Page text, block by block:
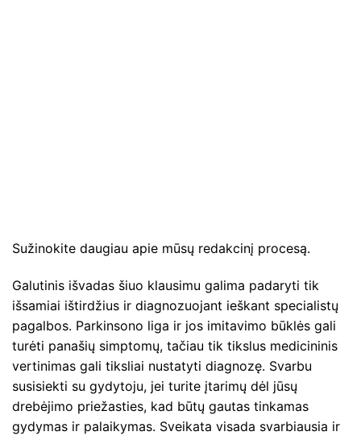
Sužinokite daugiau apie mūsų redakcinį procesą.
Galutinis išvadas šiuo klausimu galima padaryti tik
išsamiai ištirdžius ir diagnozuojant ieškant specialistų
pagalbos. Parkinsono liga ir jos imitavimo būklės gali
turėti panašių simptomų, tačiau tik tikslus medicininis
vertinimas gali tiksliai nustatyti diagnozę. Svarbu
susisiekti su gydytoju, jei turite įtarimų dėl jūsų
drebėjimo priežasties, kad būtų gautas tinkamas
gydymas ir palaikymas. Sveikata visada svarbiausia ir